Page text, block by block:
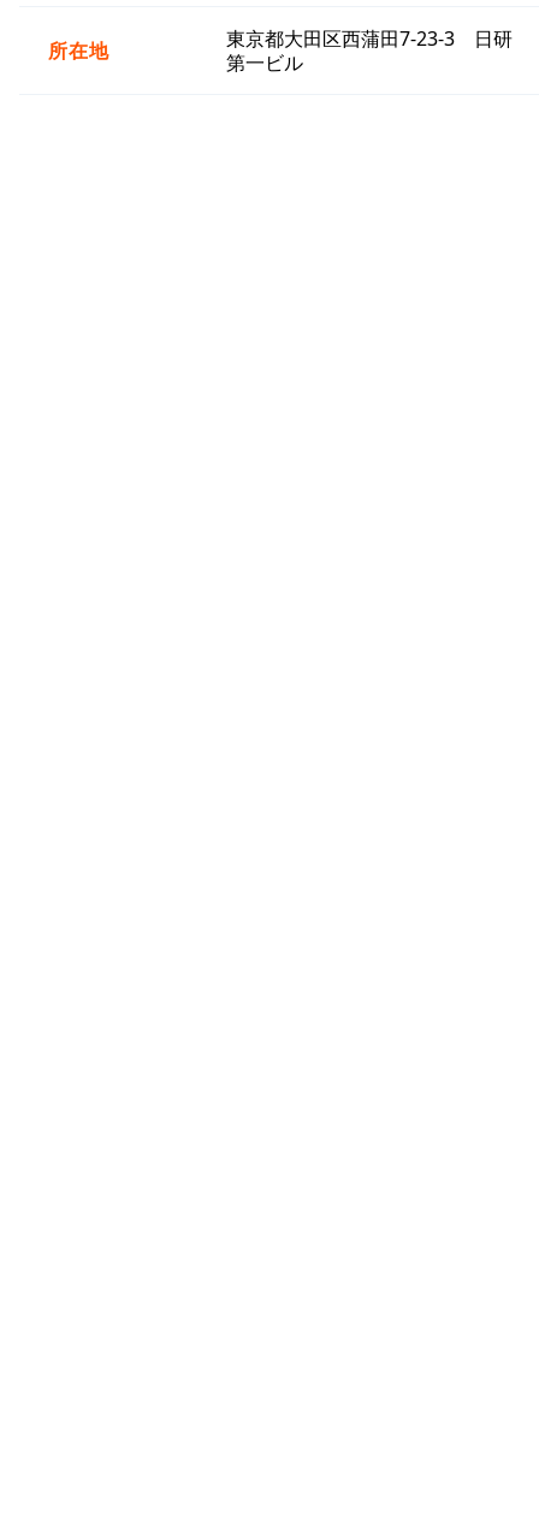
所在地
東京都大田区西蒲田7-23-3 日研
第一ビル